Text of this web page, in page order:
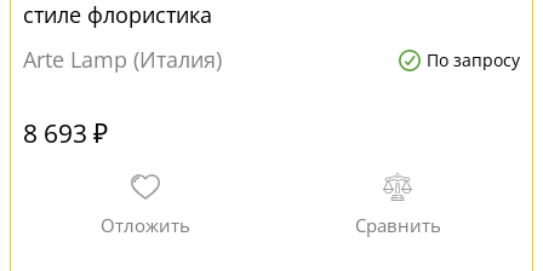
стиле флористика
Arte Lamp (Италия)
По запросу
8 693 ₽